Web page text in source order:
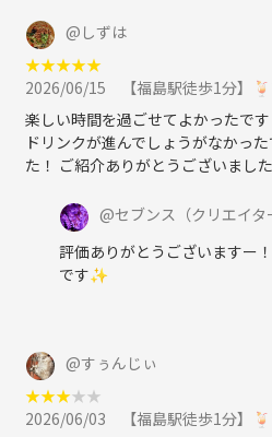
@ しずは
★★★★★
2026/06/15
【福島駅徒歩1分】🍹プロが作る燻製おつ
楽しい時間を過ごせてよかったです
ドリンクが進んでしょうがなかっ
た！ ご紹介ありがとうございました
@セブンス （クリエイタ
評価ありがとうございますー
です✨
@すぅんじぃ
★★★★★
2026/06/03
【福島駅徒歩1分】🍹プロが作る燻製おつ